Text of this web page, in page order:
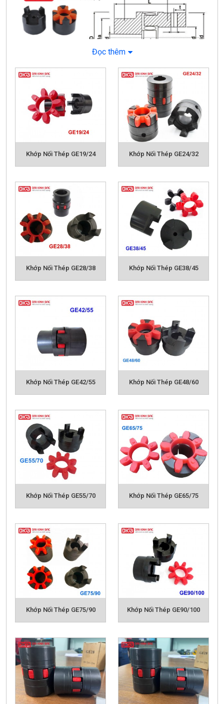
Catalog khớp nối GE
- Dễ dàng tháo rời: Khớp nối đơn giản trong cấu trúc
- Hấp thụ sốc đệm: Khớp nối có đặc điểm của đệm và
giảm xóc có khả năng bù đắp trục bù.
- Ma sát thấp khi quay với tốc độ cao
- Ngăn ngừa quá tải
- Giảm tải trọng động
- Bù sai lệch tâm giữa các trục
Khớp nối là một thiết bị cơ khí trung gian được dùng
để kết nối các trục với nhau, làm nhiệm vụ truyền
chuyển động cơ đến trục máy công tác. Bên cạnh đó,
nhiều loại khớp nối, mỗi khớp nối được dùng trong
một công đoạn hay đảm nhiệm một nhiệm vụ khác
nhau tùy theo nhu cầu của doanh nghiệp. Và các loại
khớp nối này chủ yếu được ứng dụng trong các lĩnh
vực như: Máy khuấy, quạt công nghiệp, băng chuyền
băng tải, các loại bơm rời., máy xi mạ, ...
Quý khách hàng có thể tham khảo các model/size
ngayHotline, Emailcủa chúng tôi hoặc gửi mail để
được đội ngũ kỹ thuật tư vấn báo giá ưu đãi nhất
Sản phẩm liên quan:
KHỚP NỐI BULONG FCL
KHỚP NỐI NM - MH
KHỚP NỐI XÍCH KC
KHỚP NỐI DFA-DFS
Đọc thêm
Khớp Nối Thép GE19/24 Khớp Nối Thép GE24/32
Khớp Nối Thép GE28/38 Khớp Nối Thép GE38/45
Khớp Nối Thép GE42/55 Khớp Nối Thép GE48/60
Khớp Nối Thép GE55/70 Khớp Nối Thép GE65/75
Khớp Nối Thép GE75/90 Khớp Nối Thép GE90/100